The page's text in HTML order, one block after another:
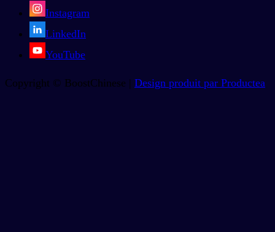
Instagram
LinkedIn
YouTube
Copyright © BoostChinese | Design produit par Productea